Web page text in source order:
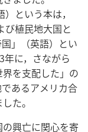
という本は，
植民地大国と
」（英語）とい
に，さながら
を支配した」の
あるアメリカ合
た。
興亡に関心を寄